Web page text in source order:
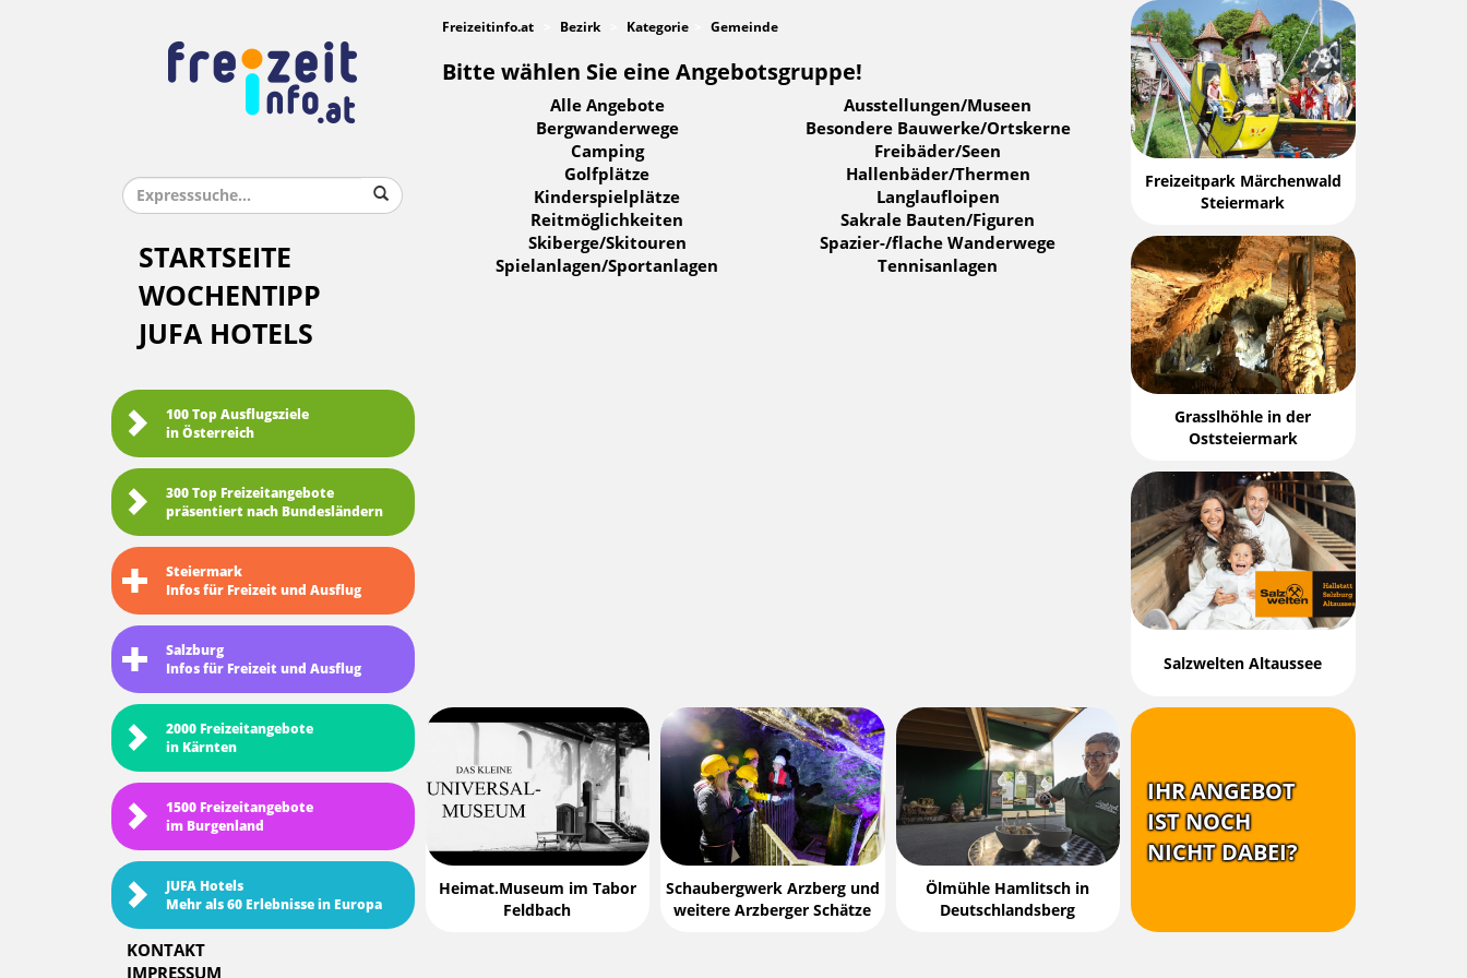
STARTSEITE
WOCHENTIPP
JUFA HOTELS
100 Top Ausflugsziele
in Österreich
300 Top Freizeitangebote
präsentiert nach Bundesländern
Steiermark
Infos für Freizeit und Ausflug
Salzburg
Infos für Freizeit und Ausflug
2000 Freizeitangebote
in Kärnten
1500 Freizeitangebote
im Burgenland
JUFA Hotels
Mehr als 60 Erlebnisse in Europa
KONTAKT
IMPRESSUM
Freizeitinfo.at Bezirk Kategorie Gemeinde
Bitte wählen Sie eine Angebotsgruppe!
Alle Angebote
Ausstellungen/Museen
Bergwanderwege
Besondere Bauwerke/Ortskerne
Camping
Freibäder/Seen
Golfplätze
Hallenbäder/Thermen
Kinderspielplätze
Langlaufloipen
Reitmöglichkeiten
Sakrale Bauten/Figuren
Skiberge/Skitouren
Spazier-/flache Wanderwege
Spielanlagen/Sportanlagen
Tennisanlagen
Freizeitpark Märchenwald
Steiermark
Grasslhöhle in der
Oststeiermark
Salzwelten Altaussee
Heimat.Museum im Tabor
Feldbach
Schaubergwerk Arzberg und
weitere Arzberger Schätze
Ölmühle Hamlitsch in
Deutschlandsberg
IHR ANGEBOT
IST NOCH
NICHT DABEI?